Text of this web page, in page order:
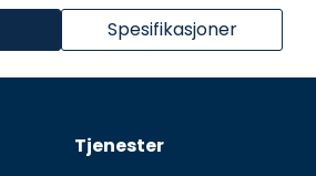
Spesifikasjoner
Tjenester